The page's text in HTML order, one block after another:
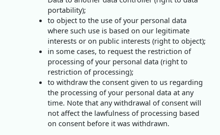
portability);
to object to the use of your personal data
where such use is based on our legitimate
interests or on public interests (right to object);
in some cases, to request the restriction of
processing of your personal data (right to
restriction of processing);
to withdraw the consent given to us regarding
the processing of your personal data at any
time. Note that any withdrawal of consent will
not affect the lawfulness of processing based
on consent before it was withdrawn.